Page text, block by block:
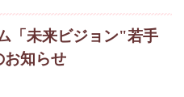
「未来ビジョン"若手
お知らせ